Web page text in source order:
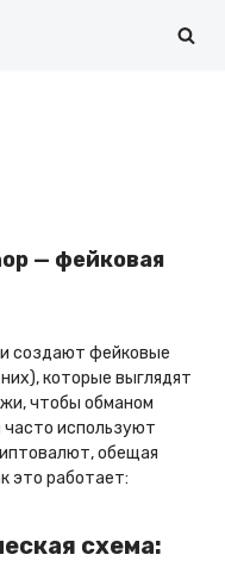
— фейковая
создают фейковые
которые выглядят
чтобы обманом
используют
обещая
это работает:
схема: